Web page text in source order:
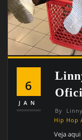
6
JAN
By
Hip Hop
Veja